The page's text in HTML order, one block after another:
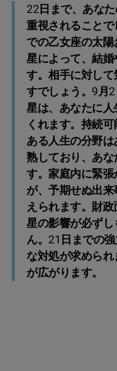
22日まで、あな
重視されること
での乙女座の太
星によって、結
す。相手に対し
すでしょう。9月
星は、あなたに
くれます。持続
ある人生の分野
熟しており、あ
す。家庭内に緊
が、予期せぬ出
えられます。財
星の影響が必ず
ん。21日までの
な対処が求めら
が広がります。